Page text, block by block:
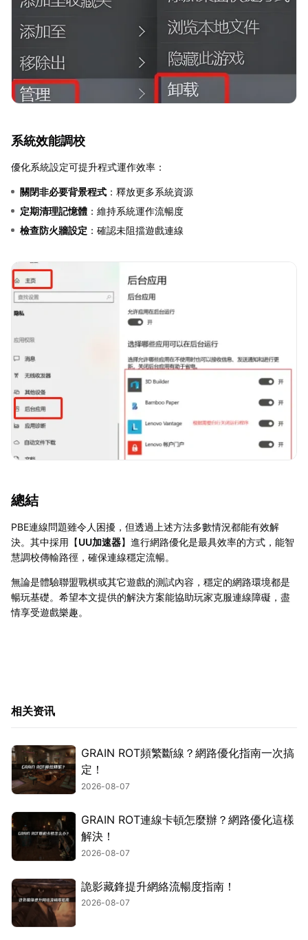
系統效能調校
優化系統設定可提升程式運作效率：
關閉非必要背景程式 ：釋放更多系統資源
定期清理記憶體 ：維持系統運作流暢度
檢查防火牆設定 ：確認未阻擋遊戲連線
總結
PBE連線問題雖令人困擾，但透過上述方法多數情況都能有效解
決。其中採用【UU加速器】進行網路優化是最具效率的方式，能智
慧調校傳輸路徑，確保連線穩定流暢。
無論是體驗聯盟戰棋或其它遊戲的測試內容，穩定的網路環境都是
暢玩基礎。希望本文提供的解決方案能協助玩家克服連線障礙，盡
情享受遊戲樂趣。
相关资讯
GRAIN ROT頻繁斷線？網路優化指南一次搞
定！
2026-08-07
GRAIN ROT連線卡頓怎麼辦？網路優化這樣
解決！
2026-08-07
詭影藏鋒提升網絡流暢度指南！
2026-08-07